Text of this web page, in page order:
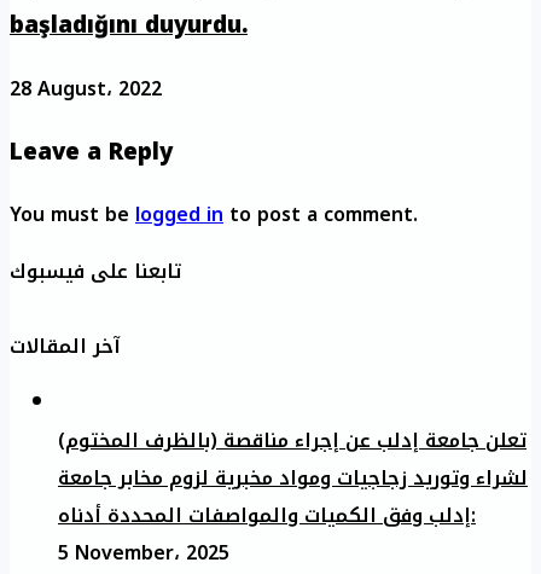
başladığını duyurdu.
28 August، 2022
Leave a Reply
You must belogged into post a comment.
تابعنا على فيسبوك
آخر المقالات
تعلن جامعة إدلب عن إجراء مناقصة (بالظرف المختوم)
لشراء وتوريد زجاجيات ومواد مخبرية لزوم مخابر جامعة
إدلب وفق الكميات والمواصفات المحددة أدناه:
5 November، 2025